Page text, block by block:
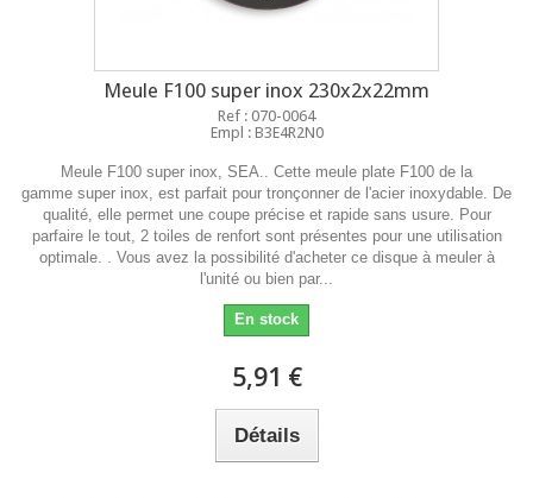
Meule F100 super inox 230x2x22mm
Ref : 070-0064
Empl : B3E4R2N0
Meule F100 super inox, SEA.. Cette meule plate F100 de la
gamme super inox, est parfait pour tronçonner de l'acier inoxydable. De
qualité, elle permet une coupe précise et rapide sans usure. Pour
parfaire le tout, 2 toiles de renfort sont présentes pour une utilisation
optimale. . Vous avez la possibilité d'acheter ce disque à meuler à
l'unité ou bien par...
En stock
5,91 €
Détails